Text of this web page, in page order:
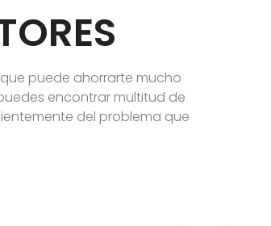
puede ahorrarte mucho
encontrar multitud de
del problema que